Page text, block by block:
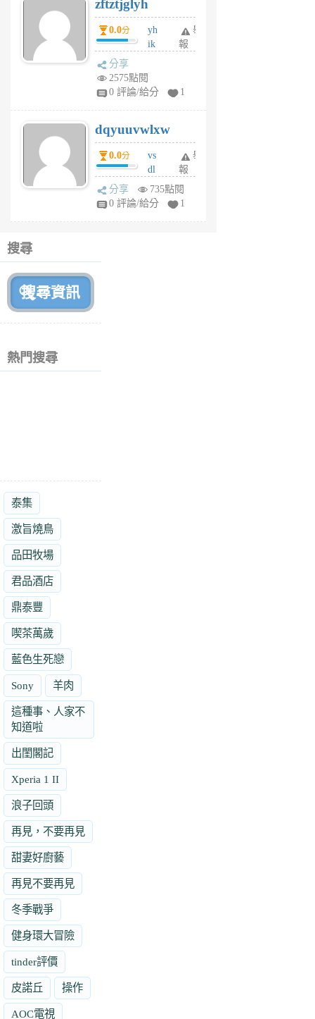
月
前
zftztjglyh
0.0分
yh
ik
tu
6
個
月
前
舉
報
分享
2575點閱
0 評論/給分
1
dqyuuvwlxw
0.0分
vs
dl
sq
fy
舉
報
分享
735點閱
0 評論/給分
1
搜尋
熱門搜尋
泰集
激旨燒鳥
品田牧場
君品酒店
鼎泰豐
喫茶萬歲
藍色生死戀
Sony 羊肉
這種事、人家不
知道啦
出閨閣記
Xperia 1 II
浪子回頭
再見，不要再見
甜妻好廚藝
再見不要再見
冬季戰爭
健身環大冒險
tinder評價
皮諾丘 操作
AOC電視